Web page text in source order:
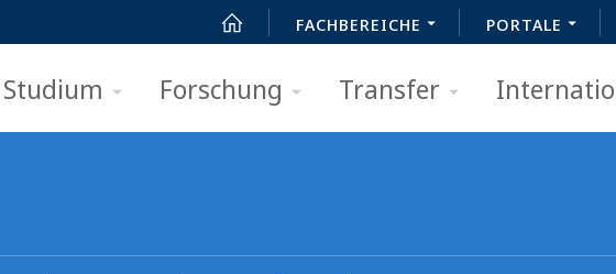
FACHBEREICHE PORTALE
Studium Forschung Transfer